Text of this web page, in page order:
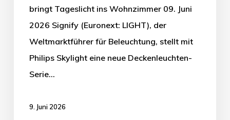
bringt Tageslicht ins Wohnzimmer 09. Juni
2026 Signify (Euronext: LIGHT), der
Weltmarktführer für Beleuchtung, stellt mit
Philips Skylight eine neue Deckenleuchten-
Serie…
9. Juni 2026